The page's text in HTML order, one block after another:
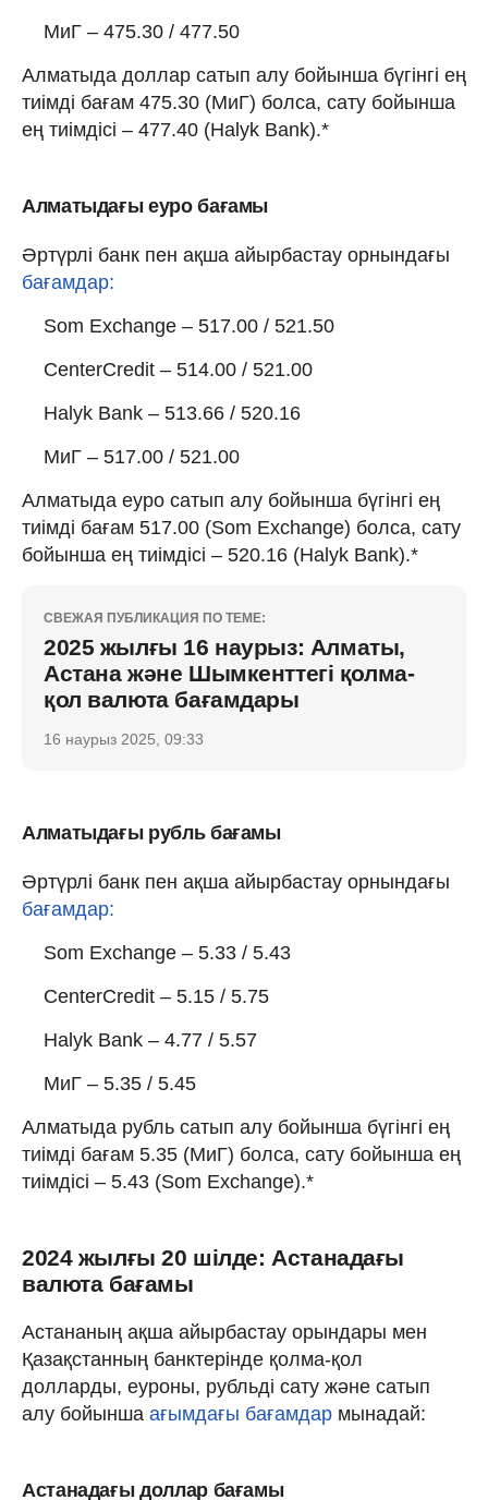
МиГ – 475.30 / 477.50
Алматыда доллар сатып алу бойынша бүгінгі ең
тиімді бағам 475.30 (МиГ) болса, сату бойынша
ең тиімдісі – 477.40 (Halyk Bank).*
Алматыдағы еуро бағамы
Әртүрлі банк пен ақша айырбастау орнындағы
бағамдар:
Som Exchange – 517.00 / 521.50
CenterCredit – 514.00 / 521.00
Halyk Bank – 513.66 / 520.16
МиГ – 517.00 / 521.00
Алматыда еуро сатып алу бойынша бүгінгі ең
тиімді бағам 517.00 (Som Exchange) болса, сату
бойынша ең тиімдісі – 520.16 (Halyk Bank).*
СВЕЖАЯ ПУБЛИКАЦИЯ ПО ТЕМЕ:
2025 жылғы 16 наурыз: Алматы,
Астана және Шымкенттегі қолма-
қол валюта бағамдары
16 наурыз 2025, 09:33
Алматыдағы рубль бағамы
Әртүрлі банк пен ақша айырбастау орнындағы
бағамдар:
Som Exchange – 5.33 / 5.43
CenterCredit – 5.15 / 5.75
Halyk Bank – 4.77 / 5.57
МиГ – 5.35 / 5.45
Алматыда рубль сатып алу бойынша бүгінгі ең
тиімді бағам 5.35 (МиГ) болса, сату бойынша ең
тиімдісі – 5.43 (Som Exchange).*
2024 жылғы 20 шілде: Астанадағы
валюта бағамы
Астананың ақша айырбастау орындары мен
Қазақстанның банктерінде қолма-қол
долларды, еуроны, рубльді сату және сатып
алу бойынша ағымдағы бағамдар мынадай:
Астанадағы доллар бағамы